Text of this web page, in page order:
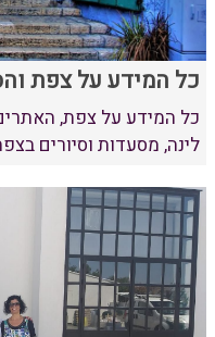
כל המידע על צפת
כל המידע על צפת,
לינה, מסעדות וסיורים